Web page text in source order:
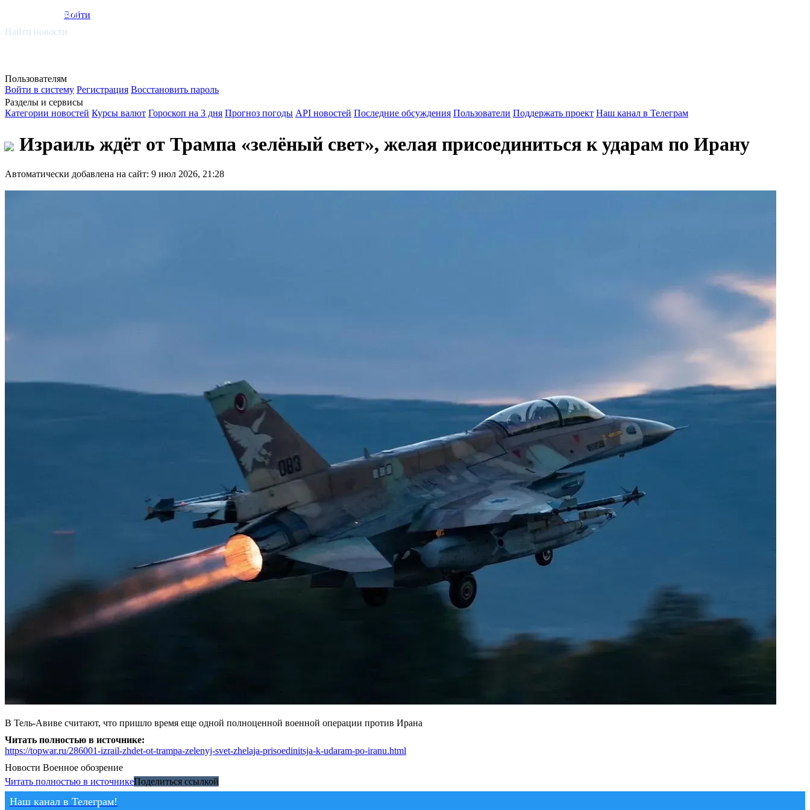
smi.mobi
Войти
Найти новости
Пользователям
Войти в систему Регистрация Восстановить пароль
Разделы и сервисы
Категории новостей Курсы валют Гороскоп на 3 дня Прогноз погоды API новостей Последние обсуждения Пользователи Поддержать проект Наш канал в Телеграм
Израиль ждёт от Трампа «зелёный свет», желая присоединиться к ударам по Ирану
Автоматически добавлена на сайт: 9 июл 2026, 21:28
В Тель-Авиве считают, что пришло время еще одной полноценной военной операции против Ирана
Читать полностью в источнике:
https://topwar.ru/286001-izrail-zhdet-ot-trampa-zelenyj-svet-zhelaja-prisoedinitsja-k-udaram-po-iranu.html
Новости Военное обозрение
Читать полностью в источникеПоделиться ссылкой
Наш канал в Телеграм!